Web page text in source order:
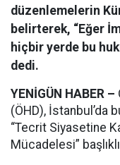
düzenlemelerin
belirterek, “Eğer
hiçbir yerde bu
dedi.
YENİGÜN HABER –
(ÖHD), İstanbul’da
“Tecrit Siyasetine
Mücadelesi”